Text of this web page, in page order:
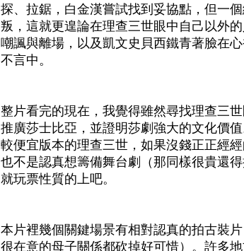
探、拉鋸，白金漢嘗試找到妥協點，但一
叛，這就更遑論在理查三世眼中自己以外
嘲諷與離場，以及凱文史貝西鐵青著臉在
不言中。
整片看完的現在，我覺得雖然尋找理查三
推廣莎士比亞，並證明莎劇強大的文化價
較便宜版本的理查三世，如果沒錢正正經
也不是認真想籌備舞台劇（那同樣很貴還
就玩票性質的上吧。
本片裡幾個關鍵場景有相對認真的拍古裝
很在意的母子關係都砍掉好可惜）。許多